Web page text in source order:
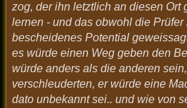
zog, der ihn letztlich an diesen Ort
lernen - und das obwohl die Prüfer
bescheidenes Potential
es würde einen Weg geben den
würde anders als die anderen
verschleuderten, er würde eine
dato unbekannt sei.. und wie von